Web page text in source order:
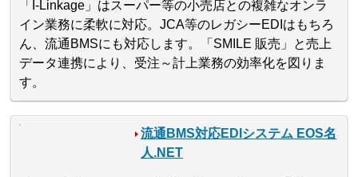
「I-Linkage」はスーパー等の小売店との複雑なオンラ
イン業務に柔軟に対応。JCA等のレガシーEDIはもちろ
ん、流通BMSにも対応します。「SMILE 販売」と売上
データ連携により、受注～計上業務の効率化を図りま
す。
流通BMS対応EDIシステム EOS名
人.NET